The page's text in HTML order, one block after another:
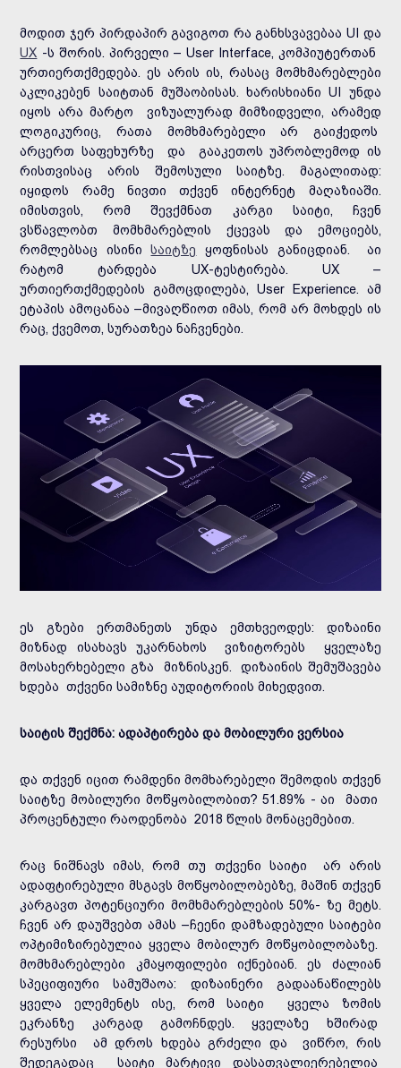
მოდით ჯერ პირდაპირ გავიგოთ რა განხსვავებაა UI და
UX -ს შორის. პირველი – User Interface, კომპიუტერთან
ურთიერთქმედება. ეს არის ის, რასაც მომხმარებლები
აკლიკებენ საიტთან მუშაობისას. ხარისხიანი UI უნდა
იყოს არა მარტო ვიზუალურად მიმზიდველი, არამედ
ლოგიკურიც, რათა მომხმარებელი არ გაიჭედოს
არცერთ საფეხურზე და გააკეთოს უპრობლემოდ ის
რისთვისაც არის შემოსული საიტზე. მაგალითად:
იყიდოს რამე ნივთი თქვენ ინტერნეტ მაღაზიაში.
იმისთვის, რომ შევქმნათ კარგი საიტი, ჩვენ
ვსწავლობთ მომხმარებლის ქცევას და ემოციებს,
რომლებსაც ისინისაიტზე ყოფნისას განიცდიან. აი
რატომ ტარდება UX-ტესტირება. UX –
ურთიერთქმედების გამოცდილება, User Experience. ამ
ეტაპის ამოცანაა –მივაღწიოთ იმას, რომ არ მოხდეს ის
რაც, ქვემოთ, სურათზეა ნაჩვენები.
ეს გზები ერთმანეთს უნდა ემთხვეოდეს: დიზაინი
მიზნად ისახავს უკარნახოს ვიზიტორებს ყველაზე
მოსახერხებელი გზა მიზნისკენ. დიზაინის შემუშავება
ხდება თქვენი სამიზნე აუდიტორიის მიხედვით.
საიტის შექმნა: ადაპტირება და მობილური ვერსია
და თქვენ იცით რამდენი მომხარებელი შემოდის თქვენ
საიტზე მობილური მოწყობილობით? 51.89% - აი მათი
პროცენტული რაოდენობა 2018 წლის მონაცემებით.
რაც ნიშნავს იმას, რომ თუ თქვენი საიტი არ არის
ადაფტირებული მსგავს მოწყობილობებზე, მაშინ თქვენ
კარგავთ პოტენციური მომხმარებლების 50%- ზე მეტს.
ჩვენ არ დაუშვებთ ამას –ჩეენი დამზადებული საიტები
ოპტიმიზირებულია ყველა მობილურ მოწყობილობაზე.
მომხმარებლები კმაყოფილები იქნებიან. ეს ძალიან
სპეციფიური სამუშაოა: დიზაინერი გადაანაწილებს
ყველა ელემენტს ისე, რომ საიტი ყველა ზომის
ეკრანზე კარგად გამოჩნდეს. ყველაზე ხშირად
რესურსი ამ დროს ხდება გრძელი და ვიწრო, რის
შედეგადაც საიტი მარტივი დასათვალიერებელია